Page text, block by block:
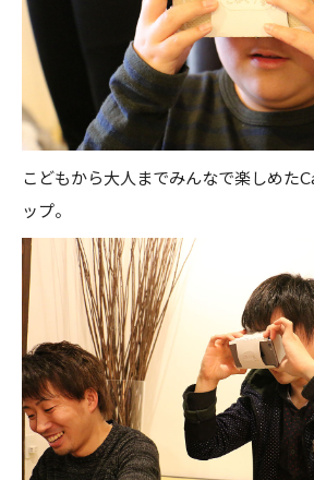
こどもから大人までみんなで楽しめた
ップ。